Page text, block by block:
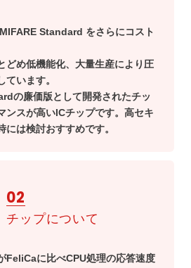
Standard をさらにコスト
どめ低機能化、大量生産により圧
います。
の廉価版として開発されたチッ
ンスが高いICチップです。高セキ
には検討おすすめです。
02
チップについて
FeliCaに比べCPU処理の応答速度